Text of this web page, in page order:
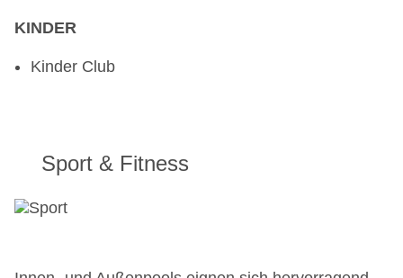
KINDER
Kinder Club
Sport & Fitness